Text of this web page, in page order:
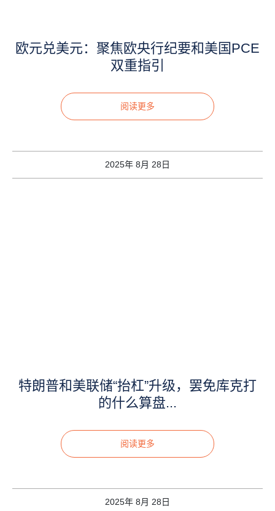
欧元兑美元：聚焦欧央行纪要和美国PCE
双重指引
阅读更多
2025年 8月 28日
特朗普和美联储“抬杠”升级，罢免库克打
的什么算盘...
阅读更多
2025年 8月 28日